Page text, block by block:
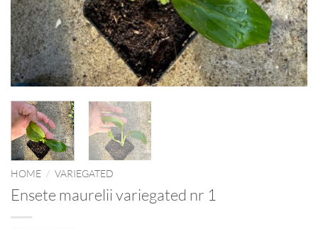
HOME / VARIEGATED
Ensete maurelii variegated nr 1